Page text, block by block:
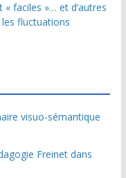
faciles »… et d’autres
fluctuations
visuo-sémantique
Freinet dans